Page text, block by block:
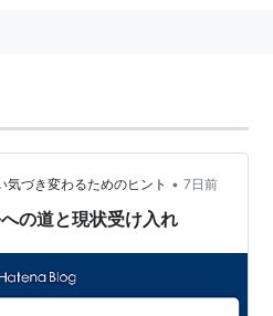
づき変わるためのヒント • 7日前
の道と現状受け入れ